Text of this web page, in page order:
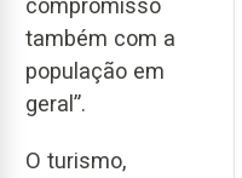
compromisso
também com a
população em
geral”.
O turismo,